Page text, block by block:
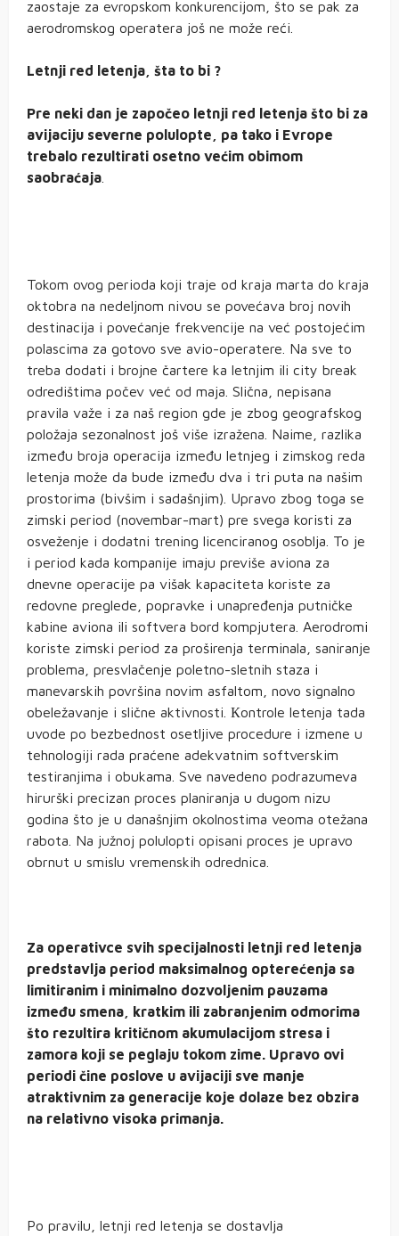
zaostaje za evropskom konkurencijom, što se pak za
aerodromskog operatera još ne može reći.
Letnji red letenja, šta to bi ?
Pre neki dan je započeo letnji red letenja što bi za
avijaciju severne polulopte, pa tako i Evrope
trebalo rezultirati osetno većim obimom
saobraćaja
Tokom ovog perioda koji traje od kraja marta do kraja
oktobra na nedeljnom nivou se povećava broj novih
destinacija i povećanje frekvencije na već postojećim
polascima za gotovo sve avio-operatere. Na sve to
treba dodati i brojne čartere ka letnjim ili city break
odredištima počev već od maja. Slična, nepisana
pravila važe i za naš region gde je zbog geografskog
položaja sezonalnost još više izražena. Naime, razlika
između broja operacija između letnjeg i zimskog reda
letenja može da bude između dva i tri puta na našim
prostorima (bivšim i sadašnjim). Upravo zbog toga se
zimski period (novembar-mart) pre svega koristi za
osveženje i dodatni trening licenciranog osoblja. To je
i period kada kompanije imaju previše aviona za
dnevne operacije pa višak kapaciteta koriste za
redovne preglede, popravke i unapređenja putničke
kabine aviona ili softvera bord kompjutera. Aerodromi
koriste zimski period za proširenja terminala, saniranje
problema, presvlačenje poletno-sletnih staza i
manevarskih površina novim asfaltom, novo signalno
obeležavanje i slične aktivnosti. Кontrole letenja tada
uvode po bezbednost osetljive procedure i izmene u
tehnologiji rada praćene adekvatnim softverskim
testiranjima i obukama. Sve navedeno podrazumeva
hirurški precizan proces planiranja u dugom nizu
godina što je u današnjim okolnostima veoma otežana
rabota. Na južnoj polulopti opisani proces je upravo
obrnut u smislu vremenskih odrednica.
Za operativce svih specijalnosti letnji red letenja
predstavlja period maksimalnog opterećenja sa
limitiranim i minimalno dozvoljenim pauzama
između smena, kratkim ili zabranjenim odmorima
što rezultira kritičnom akumulacijom stresa i
zamora koji se peglaju tokom zime. Upravo ovi
periodi čine poslove u avijaciji sve manje
atraktivnim za generacije koje dolaze bez obzira
na relativno visoka primanja.
Po pravilu, letnji red letenja se dostavlja